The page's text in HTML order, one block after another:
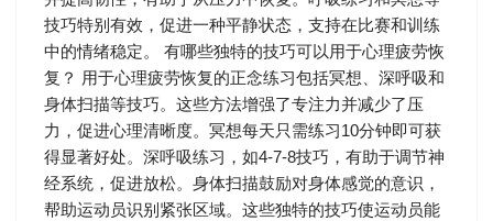
技巧特别有效，促进一种平静状态，支持在比赛和训练
中的情绪稳定。 有哪些独特的技巧可以用于心理疲劳恢
复？ 用于心理疲劳恢复的正念练习包括冥想、深呼吸和
身体扫描等技巧。这些方法增强了专注力并减少了压
力，促进心理清晰度。冥想每天只需练习10分钟即可获
得显著好处。深呼吸练习，如4-7-8技巧，有助于调节神
经系统，促进放松。身体扫描鼓励对身体感觉的意识，
帮助运动员识别紧张区域。这些独特的技巧使运动员能